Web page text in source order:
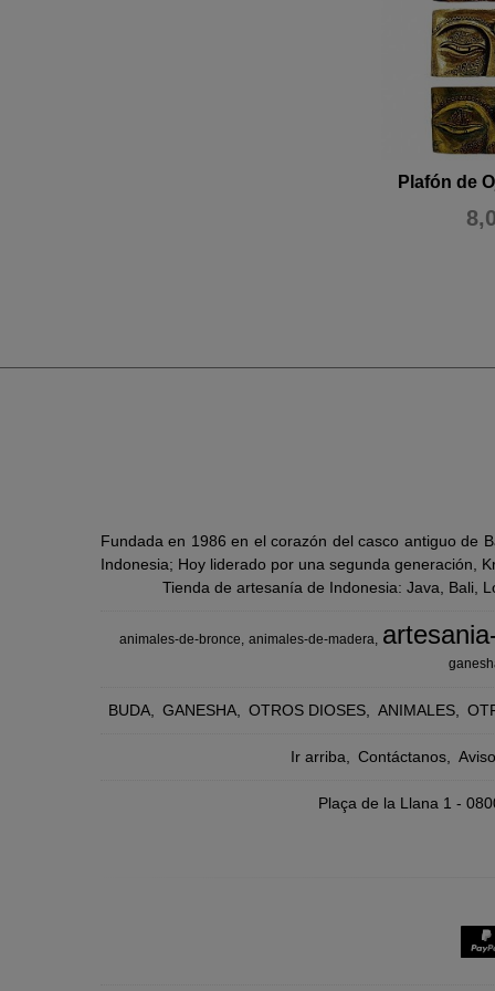
Plafón de
Fundada en 1986 en el corazón del casco antiguo de
Indonesia; Hoy liderado por una segunda generación,
Tienda de artesanía de Indonesia: Java, Bali,
animales-de-bronce animales-de-madera
BUDA GANESHA OTROS DIOSES ANIMALES
Ir arriba Contáctanos
Plaça de la Llana 1 -